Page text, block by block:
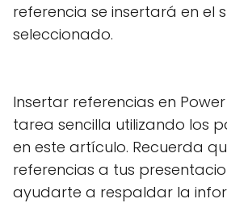
referencia se insertará en el
seleccionado.
Insertar referencias en
tarea sencilla utilizando los
en este artículo. Recuerda
referencias a tus
ayudarte a respaldar la